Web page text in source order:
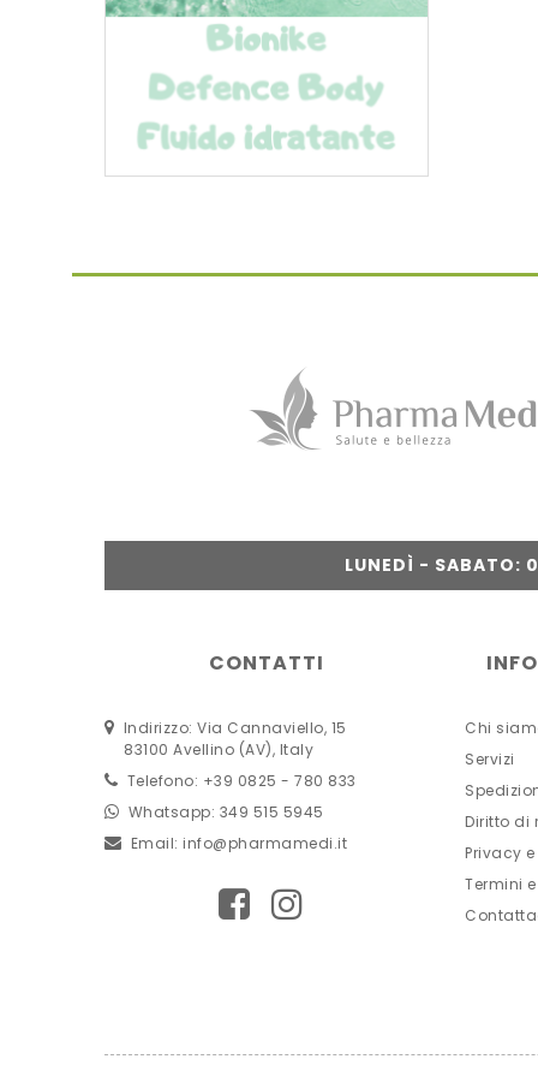
LUNEDÌ -
CONTATTI
Indirizzo: Via Cannaviello, 15
83100 Avellino (AV), Italy
Telefono: +39 0825 - 780 833
Whatsapp: 349 515 5945
Email: info@pharmamedi.it
Chi
Servizi
Diritto di
Privacy
Termini